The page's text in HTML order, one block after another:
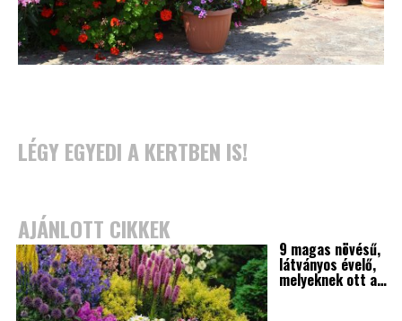
LÉGY EGYEDI A KERTBEN IS!
AJÁNLOTT CIKKEK
9 magas növésű,
látványos évelő,
melyeknek ott a…